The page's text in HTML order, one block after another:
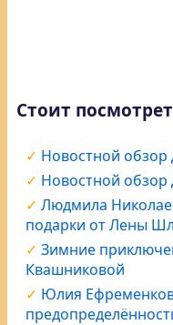
Стоит
Новостной обзор
Новостной обзор
Людмила
подарки от Лены
Зимние
Квашниковой
Юлия